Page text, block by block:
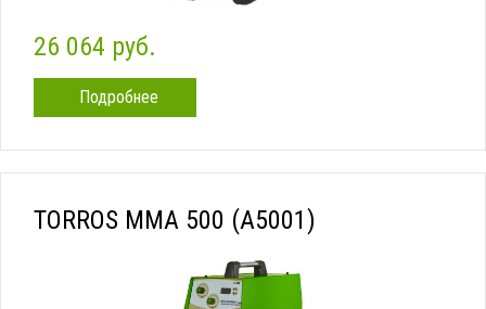
26 064 руб.
Подробнее
TORROS MMA 500 (A5001)